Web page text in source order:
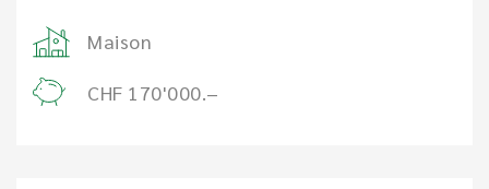
Maison
CHF 170'000.–